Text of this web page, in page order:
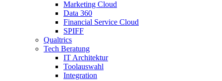
Marketing Cloud
Data 360
Financial Service Cloud
SPIFF
Qualtrics
Tech Beratung
IT Architektur
Toolauswahl
Integration